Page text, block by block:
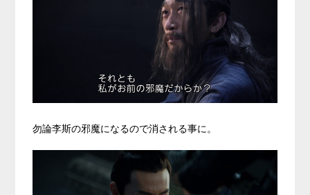
勿論李斯の邪魔になるので消される事に。